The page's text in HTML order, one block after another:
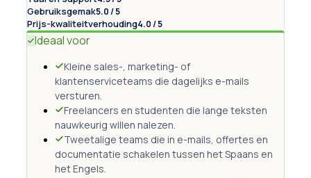
Gebruiksgemak5.0 / 5
Prijs-kwaliteitverhouding4.0 / 5
Ideaal voor
Kleine sales-, marketing- of
klantenserviceteams die dagelijks e-mails
versturen.
Freelancers en studenten die lange teksten
nauwkeurig willen nalezen.
Tweetalige teams die in e-mails, offertes en
documentatie schakelen tussen het Spaans en
het Engels.